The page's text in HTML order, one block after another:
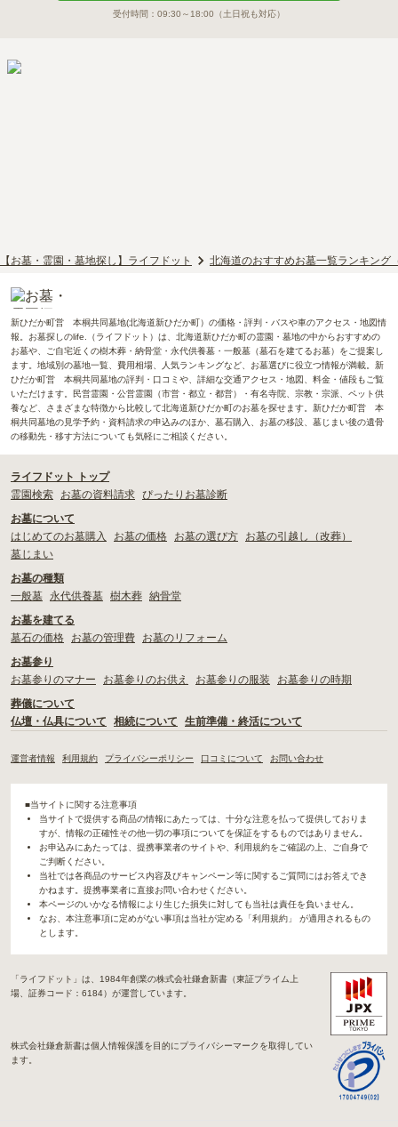
受付時間： 09:30～18:00 （土日祝も対応）
【お墓・霊園・墓地探し】ライフドット 北海道のおすすめお墓一覧ランキング
新ひだか町営 本桐共同墓地(北海道新ひだか町）の価格・評判・バスや車のアクセス・地図情
報。お墓探しのlife.（ライフドット）は、北海道新ひだか町の霊園・墓地の中からおすすめの
お墓や、ご自宅近くの樹木葬・納骨堂・永代供養墓・一般墓（墓石を建てるお墓）をご提案し
ます。地域別の墓地一覧、費用相場、人気ランキングなど、お墓選びに役立つ情報が満載。新
ひだか町営 本桐共同墓地の評判・口コミや、詳細な交通アクセス・地図、料金・値段もご覧
いただけます。民営霊園・公営霊園（市営・都立・都営）・有名寺院、宗教・宗派、ペット供
養など、さまざまな特徴から比較して北海道新ひだか町のお墓を探せます。新ひだか町営 本
桐共同墓地の見学予約・資料請求の申込みのほか、墓石購入、お墓の移設、墓じまい後の遺骨
の移動先・移す方法についても気軽にご相談ください。
ライフドット トップ
霊園検索
お墓の資料請求 ぴったりお墓診断
お墓について
はじめてのお墓購入
お墓の価格 お墓の選び方
お墓の引越し（改葬）
墓じまい
お墓の種類
一般墓
永代供養墓 樹木葬 納骨堂
お墓を建てる
墓石の価格
お墓の管理費
お墓のリフォーム
お墓参り
お墓参りのマナー
お墓参りのお供え お墓参りの服装
お墓参りの時期
葬儀について
仏壇・仏具について
相続について 生前準備・終活について
運営者情報 利用規約 プライバシーポリシー 口コミについて お問い合わせ
■当サイトに関する注意事項
当サイトで提供する商品の情報にあたっては、十分な注意を払って提供しておりま
すが、情報の正確性その他一切の事項についてを保証をするものではありません。
お申込みにあたっては、提携事業者のサイトや、利用規約をご確認の上、ご自身で
ご判断ください。
当社では各商品のサービス内容及びキャンペーン等に関するご質問にはお答えでき
かねます。提携事業者に直接お問い合わせください。
本ページのいかなる情報により生じた損失に対しても当社は責任を負いません。
なお、本注意事項に定めがない事項は当社が定める「利用規約」 が適用されるもの
とします。
「ライフドット」は、1984年創業の株式会社鎌倉新書（東証プライム上
場、証券コード：6184）が運営しています。
株式会社鎌倉新書は個人情報保護を目的にプライバシーマークを取得してい
ます。